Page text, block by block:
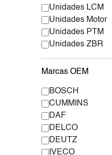
Unidades LCM
Unidades Motor
Unidades PTM
Unidades ZBR
Marcas OEM
BOSCH
CUMMINS
DAF
DELCO
DEUTZ
IVECO